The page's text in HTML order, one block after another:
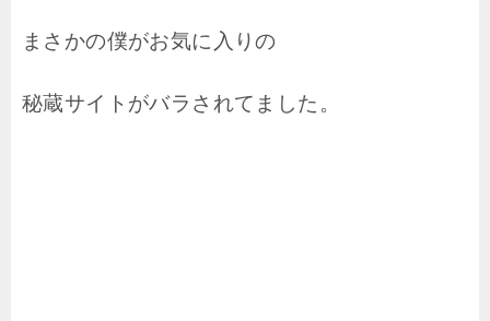
まさかの僕がお気に入りの
秘蔵サイトがバラされてました。